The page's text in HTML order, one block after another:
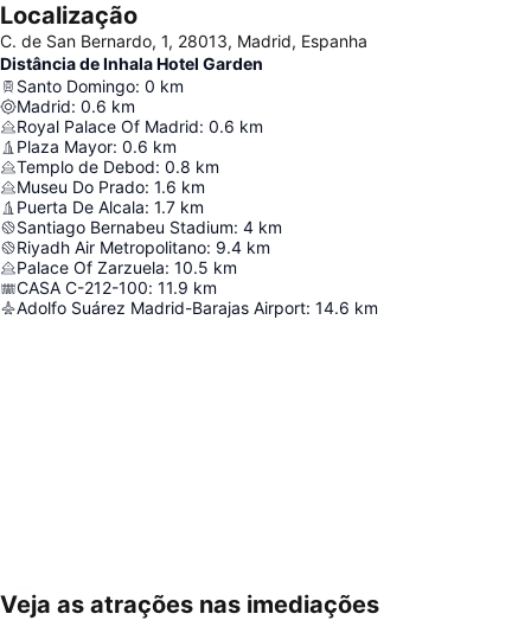
Localização
C. de San Bernardo, 1, 28013, Madrid, Espanha
Distância de Inhala Hotel Garden
Santo Domingo: 0 km
Madrid: 0.6 km
Royal Palace Of Madrid: 0.6 km
Plaza Mayor: 0.6 km
Templo de Debod: 0.8 km
Museu Do Prado: 1.6 km
Puerta De Alcala: 1.7 km
Santiago Bernabeu Stadium: 4 km
Riyadh Air Metropolitano: 9.4 km
Palace Of Zarzuela: 10.5 km
CASA C-212-100: 11.9 km
Adolfo Suárez Madrid-Barajas Airport: 14.6 km
Ampliar mapa
Veja as atrações nas imediações